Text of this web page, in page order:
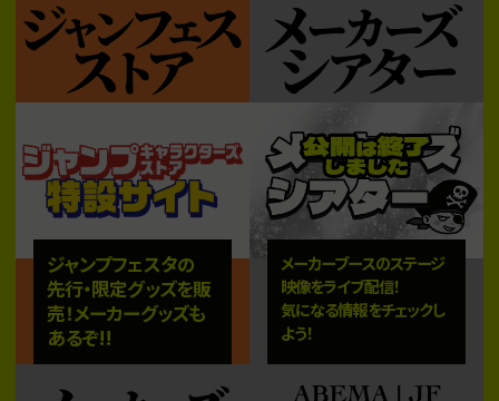
ジャンプフェスタの
先行・限定グッズを販
売！メーカーグッズも
あるぞ!!
メーカーブースのステージ
映像をライブ配信！
気になる情報をチェックし
よう！